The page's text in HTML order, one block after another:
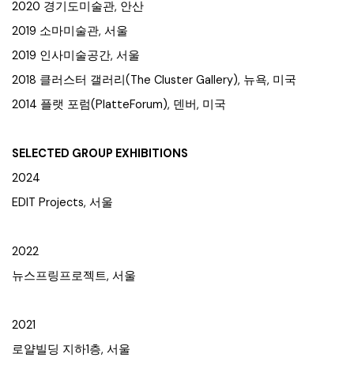
2020 경기도미술관, 안산
2019 소마미술관, 서울
2019 인사미술공간, 서울
2018 클러스터 갤러리(The Cluster Gallery), 뉴욕, 미국
2014 플랫 포럼(PlatteForum), 덴버, 미국
SELECTED GROUP EXHIBITIONS
2024
EDIT Projects, 서울
2022
뉴스프링프로젝트, 서울
2021
로얄빌딩 지하1층, 서울